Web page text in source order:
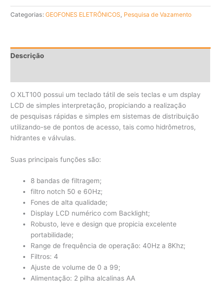
Categorias:GEOFONES ELETRÔNICOS, Pesquisa de Vazamento
Descrição
O XLT100 possui um teclado tátil de seis teclas e um dsplay
LCD de simples interpretação, propiciando a realização
de pesquisas rápidas e simples em sistemas de distribuição
utilizando-se de pontos de acesso, tais como hidrômetros,
hidrantes e válvulas.
Suas principais funções são:
8 bandas de filtragem;
filtro notch 50 e 60Hz;
Fones de alta qualidade;
Display LCD numérico com Backlight;
Robusto, leve e design que propicia excelente
portabilidade;
Range de frequência de operação: 40Hz a 8Khz;
Filtros: 4
Ajuste de volume de 0 a 99;
Alimentação: 2 pilha alcalinas AA